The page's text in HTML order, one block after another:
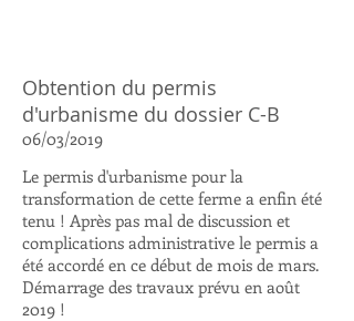
Obtention du permis
d'urbanisme du dossier C-B
06/03/2019
Le permis d'urbanisme pour la
transformation de cette ferme a enfin été
tenu ! Après pas mal de discussion et
complications administrative le permis a
été accordé en ce début de mois de mars.
Démarrage des travaux prévu en août
2019 !